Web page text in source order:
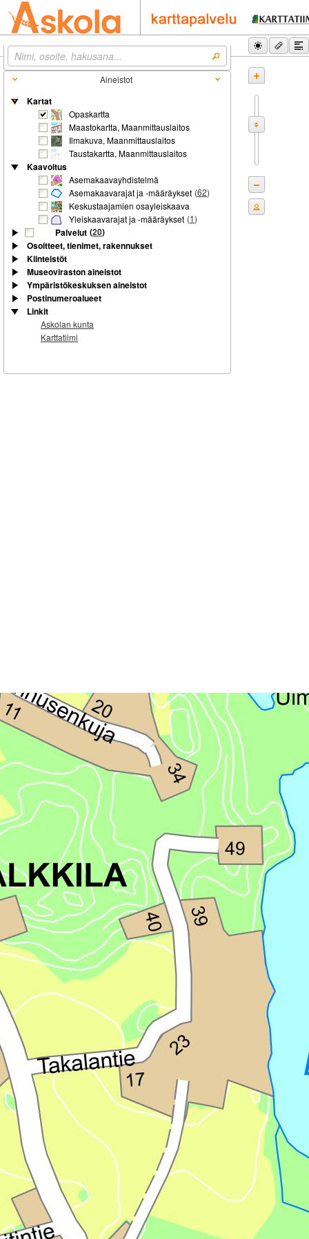
Aineistot
Kartat
Opaskartta
Maastokartta, Maanmittauslaitos
Ilmakuva, Maanmittauslaitos
Taustakartta, Maanmittauslaitos
Kaavoitus
Asemakaavayhdistelmä
Asemakaavarajat ja -määräykset (62)
Keskustaajamien osayleiskaava
Yleiskaavarajat ja -määräykset (1)
Palvelut (20)
Osoitteet, tienimet, rakennukset
Kiinteistöt
Museoviraston aineistot
Ympäristökeskuksen aineistot
Postinumeroalueet
Linkit
Askolan kunta
Karttatiimi